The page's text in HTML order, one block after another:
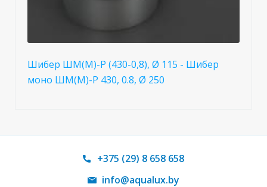
Шибер ШМ(М)-Р (430-0,8), Ø 115 - Шибер
моно ШМ(М)-Р 430, 0.8, Ø 250
+375 (29) 8 658 658
info@aqualux.by